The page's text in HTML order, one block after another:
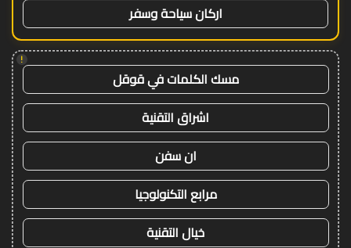
اركان سياحة وسفر
!
مسك الكلمات في قوقل
اشراق التقنية
ان سفن
مرابع التكنولوجيا
خيال التقنية